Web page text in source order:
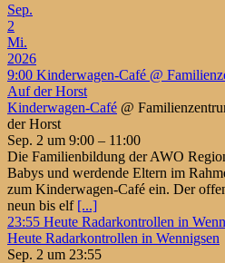
Sep.
2
Mi.
2026
9:00 Kinderwagen-Café @
Auf der Horst
Kinderwagen-Café @
der Horst
Sep. 2 um 9:00 – 11:00
Die Familienbildung der AWO
Babys und werdende Eltern im
zum Kinderwagen-Café ein. Der
neun bis elf [...]
23:55 Heute Radarkontrollen in
Heute Radarkontrollen in Wennigsen
Sep. 2 um 23:55